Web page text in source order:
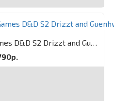
Фигурка Funko POP! Games D&D S2 Drizzt and Guenhwyvar 2PK